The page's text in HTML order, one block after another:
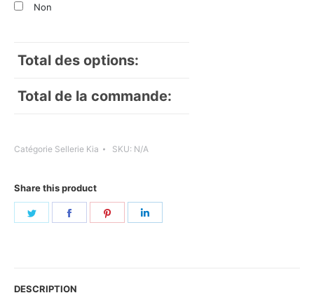
Non
Total des options:
Total de la commande:
Catégorie Sellerie Kia SKU: N/A
Share this product
Share
Share
DESCRIPTION